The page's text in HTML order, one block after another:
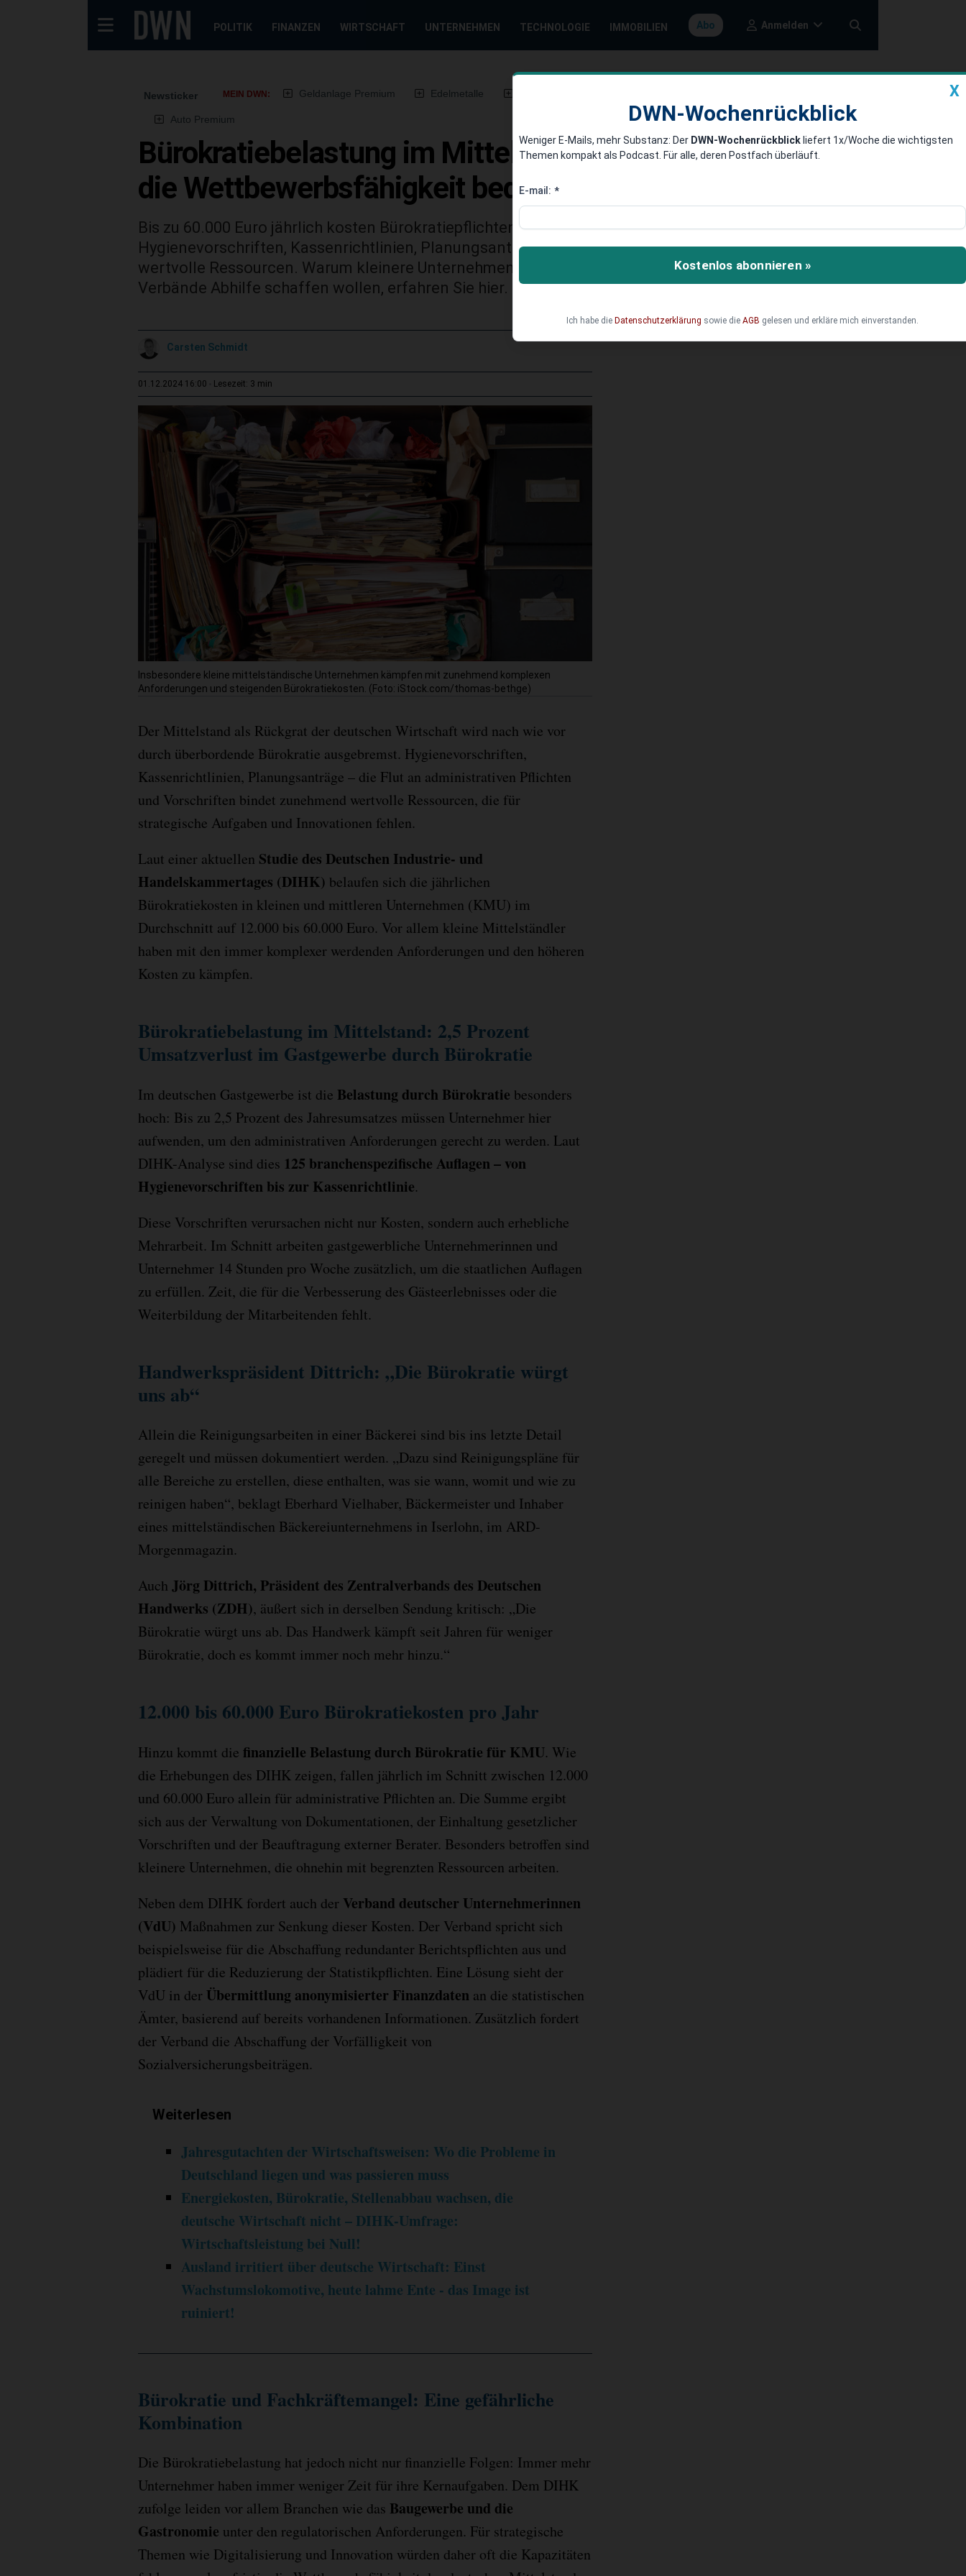
POLITIK FINANZEN WIRTSCHAFT UNTERNEHMEN TECHNOLOGIE IMMOBILIEN Abo Anmelden
Newsticker MEIN DWN: Geldanlage Premium Edelmetalle
Auto Premium
Bürokratiebelastung im Mittelstand: Wie Vorschriften
die Wettbewerbsfähigkeit bedrohen
Bis zu 60.000 Euro jährlich kosten Bürokratiepflichten KMU, so eine DIHK-Studie.
Hygienevorschriften, Kassenrichtlinien, Planungsanträge – Bürokratie bindet im Mittelstand
wertvolle Ressourcen. Warum kleinere Unternehmen stärker betroffen sind als große – und wie
Verbände Abhilfe schaffen wollen, erfahren Sie hier.
Carsten Schmidt
01.12.2024 16:00 Lesezeit: 3 min
Insbesondere kleine mittelständische Unternehmen kämpfen mit zunehmend komplexen
Anforderungen und steigenden Bürokratiekosten. (Foto: iStock.com/thomas-bethge)
Der Mittelstand als Rückgrat der deutschen Wirtschaft wird nach wie vor
durch überbordende Bürokratie ausgebremst. Hygienevorschriften,
Kassenrichtlinien, Planungsanträge – die Flut an administrativen Pflichten
und Vorschriften bindet zunehmend wertvolle Ressourcen, die für
strategische Aufgaben und Innovationen fehlen.
Laut einer aktuellen Studie des Deutschen Industrie- und
Handelskammertages (DIHK) belaufen sich die jährlichen
Bürokratiekosten in kleinen und mittleren Unternehmen (KMU) im
Durchschnitt auf 12.000 bis 60.000 Euro. Vor allem kleine Mittelständler
haben mit den immer komplexer werdenden Anforderungen und den höheren
Kosten zu kämpfen.
Bürokratiebelastung im Mittelstand: 2,5 Prozent
Umsatzverlust im Gastgewerbe durch Bürokratie
Im deutschen Gastgewerbe ist die Belastung durch Bürokratie besonders
hoch: Bis zu 2,5 Prozent des Jahresumsatzes müssen Unternehmer hier
aufwenden, um den administrativen Anforderungen gerecht zu werden. Laut
DIHK-Analyse sind dies 125 branchenspezifische Auflagen – von
Hygienevorschriften bis zur Kassenrichtlinie.
Diese Vorschriften verursachen nicht nur Kosten, sondern auch erhebliche
Mehrarbeit. Im Schnitt arbeiten gastgewerbliche Unternehmerinnen und
Unternehmer 14 Stunden pro Woche zusätzlich, um die staatlichen Auflagen
zu erfüllen. Zeit, die für die Verbesserung des Gästeerlebnisses oder die
Weiterbildung der Mitarbeitenden fehlt.
Handwerkspräsident Dittrich: „Die Bürokratie würgt
uns ab“
Allein die Reinigungsarbeiten in einer Bäckerei sind bis ins letzte Detail
geregelt und müssen dokumentiert werden. „Dazu sind Reinigungspläne für
alle Bereiche zu erstellen, diese enthalten, was sie wann, womit und wie zu
reinigen haben“, beklagt Eberhard Vielhaber, Bäckermeister und Inhaber
eines mittelständischen Bäckereiunternehmens in Iserlohn, im ARD-
Morgenmagazin.
Auch Jörg Dittrich, Präsident des Zentralverbands des Deutschen
Handwerks (ZDH), äußert sich in derselben Sendung kritisch: „Die
Bürokratie würgt uns ab. Das Handwerk kämpft seit Jahren für weniger
Bürokratie, doch es kommt immer noch mehr hinzu.“
12.000 bis 60.000 Euro Bürokratiekosten pro Jahr
Hinzu kommt die finanzielle Belastung durch Bürokratie für KMU. Wie
die Erhebungen des DIHK zeigen, fallen jährlich im Schnitt zwischen 12.000
und 60.000 Euro allein für administrative Pflichten an. Die Summe ergibt
sich aus der Verwaltung von Dokumentationen, der Einhaltung gesetzlicher
Vorschriften und der Beauftragung externer Berater. Besonders betroffen sind
kleinere Unternehmen, die ohnehin mit begrenzten Ressourcen arbeiten.
Neben dem DIHK fordert auch der Verband deutscher Unternehmerinnen
(VdU) Maßnahmen zur Senkung dieser Kosten. Der Verband spricht sich
beispielsweise für die Abschaffung redundanter Berichtspflichten aus und
plädiert für die Reduzierung der Statistikpflichten. Eine Lösung sieht der
VdU in der Übermittlung anonymisierter Finanzdaten an die statistischen
Ämter, basierend auf bereits vorhandenen Informationen. Zusätzlich fordert
der Verband die Abschaffung der Vorfälligkeit von
Sozialversicherungsbeiträgen.
Weiterlesen
Jahresgutachten der Wirtschaftsweisen: Wo die Probleme in
Deutschland liegen und was passieren muss
Energiekosten, Bürokratie, Stellenabbau wachsen, die
deutsche Wirtschaft nicht – DIHK-Umfrage:
Wirtschaftsleistung bei Null!
Ausland irritiert über deutsche Wirtschaft: Einst
Wachstumslokomotive, heute lahme Ente - das Image ist
ruiniert!
Bürokratie und Fachkräftemangel: Eine gefährliche
Kombination
Die Bürokratiebelastung hat jedoch nicht nur finanzielle Folgen: Immer mehr
Unternehmer haben immer weniger Zeit für ihre Kernaufgaben. Dem DIHK
zufolge leiden vor allem Branchen wie das Baugewerbe und die
Gastronomie unter den regulatorischen Anforderungen. Für strategische
Themen wie Digitalisierung und Innovation würden daher oft die Kapazitäten
X
DWN-Wochenrückblick
Weniger E-Mails, mehr Substanz: Der DWN-Wochenrückblick liefert 1x/Woche die wichtigsten
Themen kompakt als Podcast. Für alle, deren Postfach überläuft.
E-mail: *
Kostenlos abonnieren »
Ich habe die Datenschutzerklärung sowie die AGB gelesen und erkläre mich einverstanden.